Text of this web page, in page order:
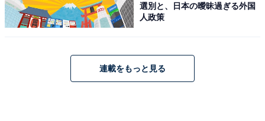
男女別の3位以下を比較すると、男性は「富士通」
（3.3％）や「トヨタ自動車」（3.3％）、「バンダイ」
素」（4.7％）や「山崎製パン」（3.1％）といった食品
メーカーのほか、「資生堂」（4.4％）、「講談社」
選別と、日本の曖昧過ぎる外国
人政策
連載をもっと見る